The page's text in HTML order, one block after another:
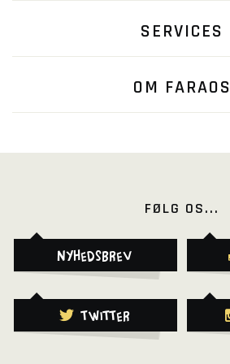
SERVICES
OM FARAOS
FØLG OS...
Nyhedsbrev
Twitter